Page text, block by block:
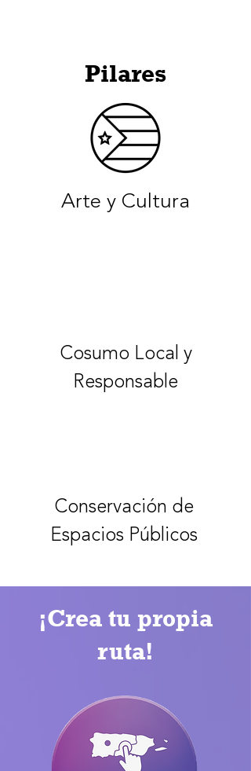
Pilares
Arte y Cultura
Cosumo Local y
Responsable
Conservación de
Espacios Públicos
¡Crea tu propia
ruta!